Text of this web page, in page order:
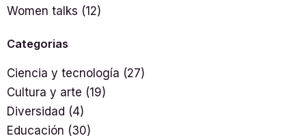
Women talks (12)
Categorias
Ciencia y tecnología (27)
Cultura y arte (19)
Diversidad (4)
Educación (30)